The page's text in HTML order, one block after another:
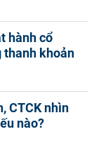
hành cổ
thanh khoản
CTCK nhìn
nào?